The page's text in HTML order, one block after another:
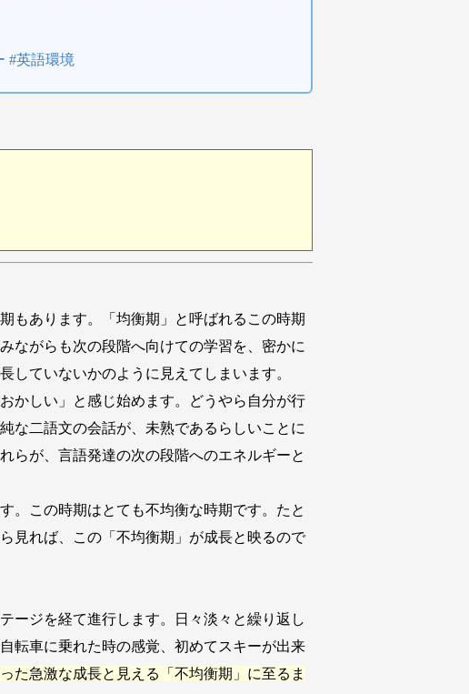
#英語環境
もあります。「均衡期」と呼ばれるこの時期
ながらも次の段階へ向けての学習を、密かに
していないかのように見えてしまいます。
かしい」と感じ始めます。どうやら自分が行
な二語文の会話が、未熟であるらしいことに
らが、言語発達の次の段階へのエネルギーと
。この時期はとても不均衡な時期です。たと
見れば、この「不均衡期」が成長と映るので
ージを経て進行します。日々淡々と繰り返し
転車に乗れた時の感覚、初めてスキーが出来
た急激な成長と見える「不均衡期」に至るま